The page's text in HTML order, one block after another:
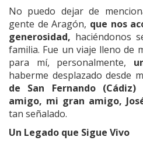
No puedo dejar de
gente de Aragón, que nos
generosidad, haciéndonos
familia. Fue un viaje lleno de
para mí, personalmente,
haberme desplazado desde
de San Fernando (Cádiz)
amigo, mi gran amigo,
tan señalado.
Un Legado que Sigue Vivo